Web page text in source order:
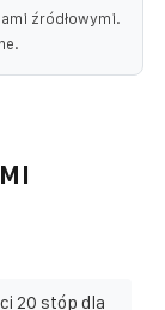
źródłowymi.
20 stóp dla